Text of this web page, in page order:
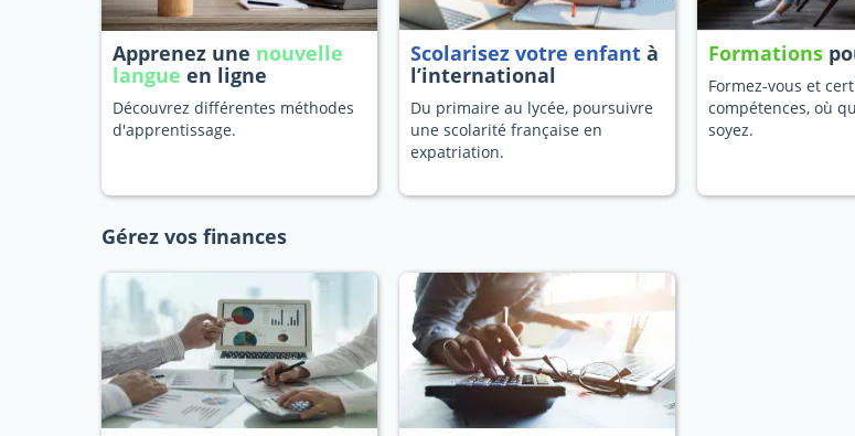
Apprenez une nouvelle
langue en ligne
Découvrez différentes méthodes
d'apprentissage.
Scolarisez votre enfant à
l’international
Du primaire au lycée, poursuivre
une scolarité française en
expatriation.
Formations
Formez-vous et
compétences, où
soyez.
Gérez vos finances